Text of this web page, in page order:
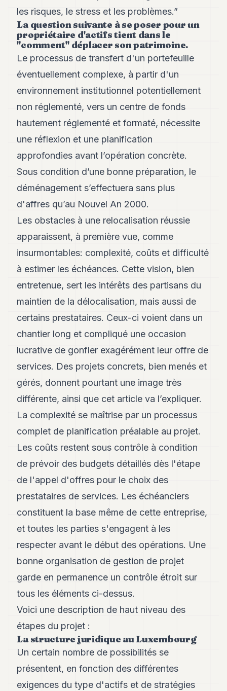
les risques, le stress et les problèmes.”
La question suivante à se poser pour un
propriétaire d'actifs tient dans le
"comment" déplacer son patrimoine.
Le processus de transfert d'un portefeuille
éventuellement complexe, à partir d'un
environnement institutionnel potentiellement
non réglementé, vers un centre de fonds
hautement réglementé et formaté, nécessite
une réflexion et une planification
approfondies avant l’opération concrète.
Sous condition d’une bonne préparation, le
déménagement s’effectuera sans plus
d'affres qu’au Nouvel An 2000.
Les obstacles à une relocalisation réussie
apparaissent, à première vue, comme
insurmontables: complexité, coûts et difficulté
à estimer les échéances. Cette vision, bien
entretenue, sert les intérêts des partisans du
maintien de la délocalisation, mais aussi de
certains prestataires. Ceux-ci voient dans un
chantier long et compliqué une occasion
lucrative de gonfler exagérément leur offre de
services. Des projets concrets, bien menés et
gérés, donnent pourtant une image très
différente, ainsi que cet article va l’expliquer.
La complexité se maîtrise par un processus
complet de planification préalable au projet.
Les coûts restent sous contrôle à condition
de prévoir des budgets détaillés dès l'étape
de l'appel d'offres pour le choix des
prestataires de services. Les échéanciers
constituent la base même de cette entreprise,
et toutes les parties s'engagent à les
respecter avant le début des opérations. Une
bonne organisation de gestion de projet
garde en permanence un contrôle étroit sur
tous les éléments ci-dessus.
Voici une description de haut niveau des
étapes du projet :
La structure juridique au Luxembourg
Un certain nombre de possibilités se
présentent, en fonction des différentes
exigences du type d'actifs et de stratégies